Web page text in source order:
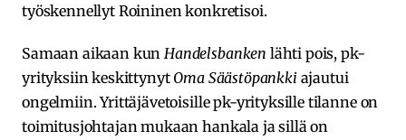
työskennellyt Roininen konkretisoi.
Samaan aikaan kun Handelsbanken lähti pois, pk-
yrityksiin keskittynyt Oma Säästöpankkiajautui
ongelmiin. Yrittäjävetoisille pk-yrityksille tilanne on
toimitusjohtajan mukaan hankala ja sillä on